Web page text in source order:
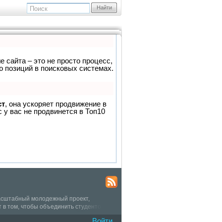
Найти
сайта – это не просто процесс,
в поисковых системах.
, она ускоряет продвижение в
вас не продвинется в Топ10
молодежный проект,
чтобы объединить студентов